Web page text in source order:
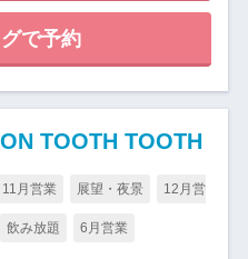
で予約
TOOTH TOOTH
11月営業 展望・夜景 12月営
飲み放題 6月営業